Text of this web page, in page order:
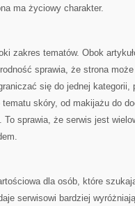
ma życiowy charakter.
zakres tematów. Obok
sprawia, że strona
się do jednej kategorii,
skóry, od makijażu do
sprawia, że serwis jest
dla osób, które
serwisowi bardziej